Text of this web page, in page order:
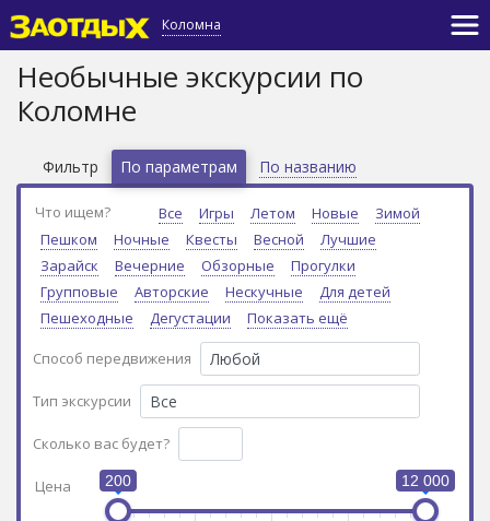
Коломна
Необычные экскурсии по
Коломне
Фильтр По параметрам По названию
Что ищем? Все Игры Летом Новые
Зимой
Пешком
Ночные Квесты Весной
Лучшие
Зарайск
Вечерние Обзорные
Прогулки
Групповые
Авторские Нескучные
Для детей
Пешеходные
Дегустации Показать ещё
Способ передвижения
Тип экскурсии
Сколько вас будет?
Цена 200 12 000